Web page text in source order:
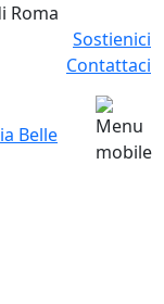
Roma
Sostienici
Contattaci